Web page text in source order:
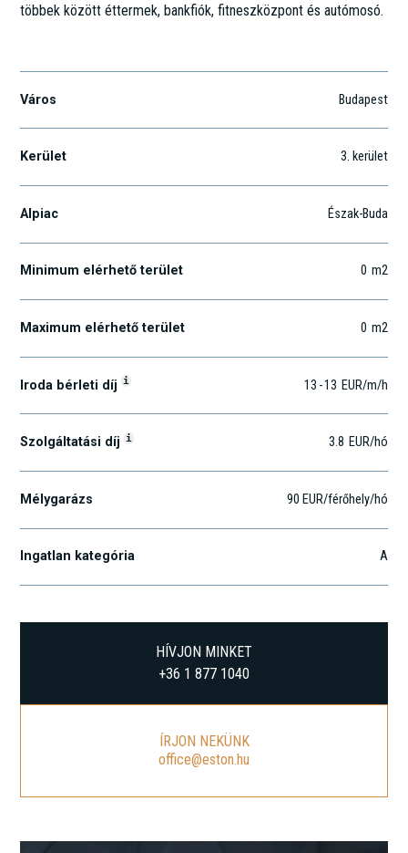
többek között éttermek, bankfiók, fitneszközpont és autómosó.
Város Budapest
Kerület 3. kerület
Alpiac Észak-Buda
Minimum elérhető terület 0 m2
Maximum elérhető terület 0 m2
Iroda bérleti díj i 13 -13 EUR/m/h
Szolgáltatási díj i 3.8 EUR/hó
Mélygarázs 90 EUR/férőhely/hó
Ingatlan kategória A
HÍVJON MINKET
+36 1 877 1040
ÍRJON NEKÜNK
office@eston.hu